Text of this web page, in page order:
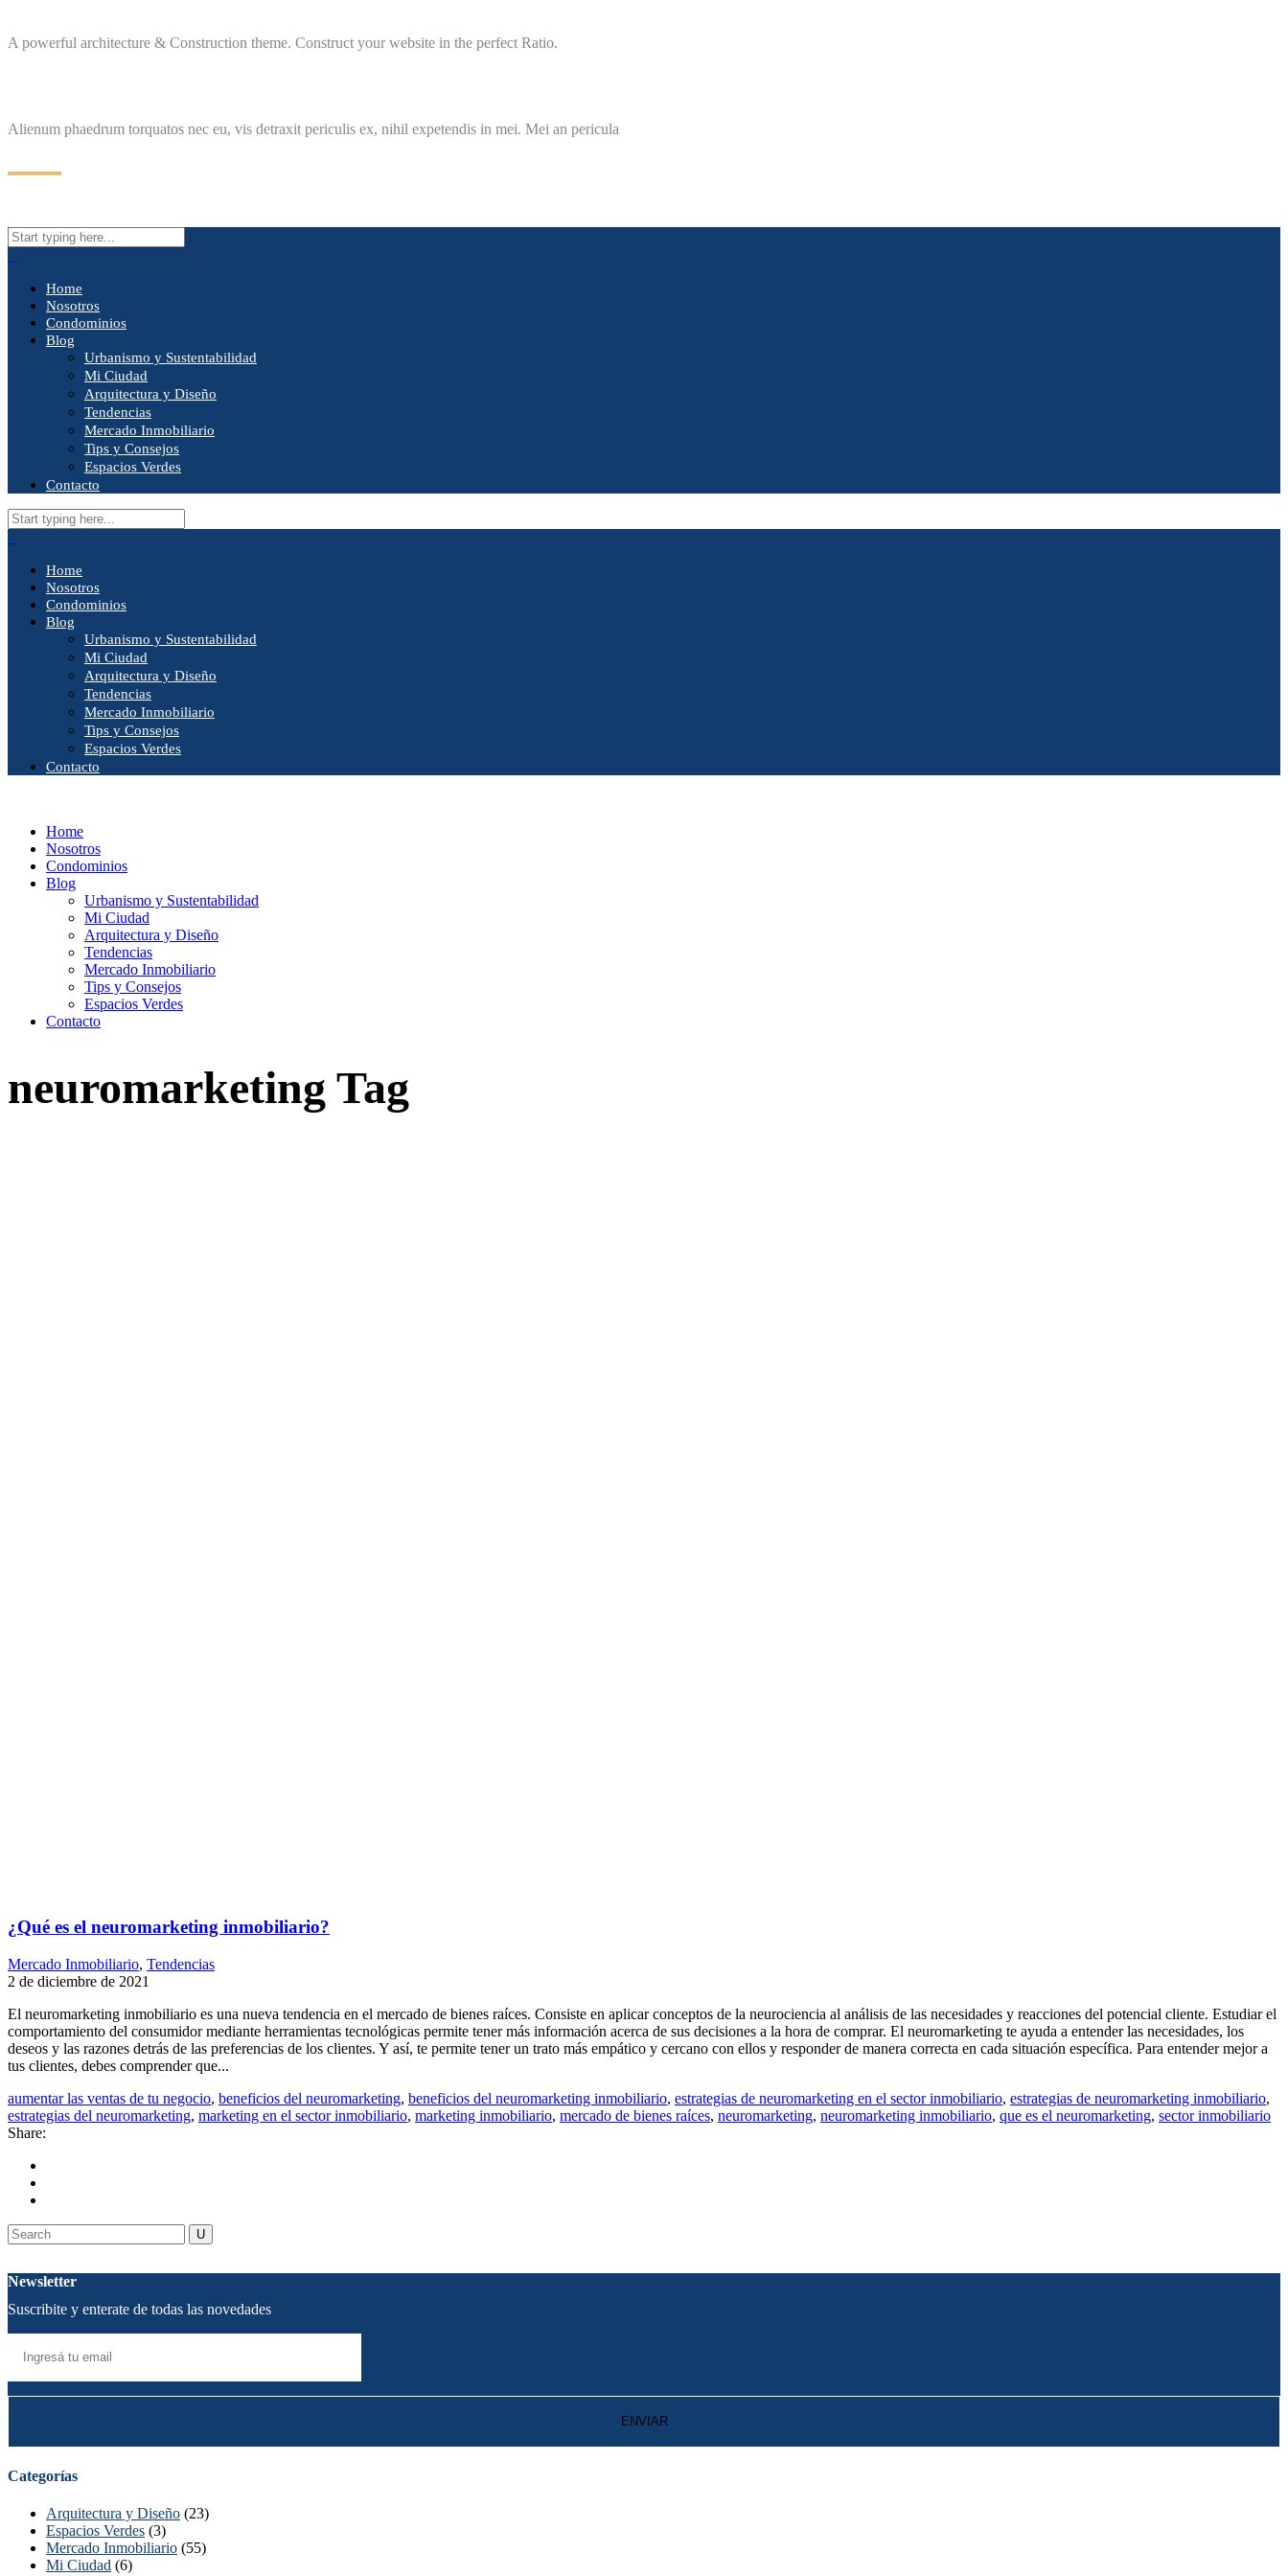
A powerful architecture & Construction theme. Construct your website in the perfect Ratio.
Alienum phaedrum torquatos nec eu, vis detraxit periculis ex, nihil expetendis in mei. Mei an pericula
Home
Nosotros
Condominios
Blog
Urbanismo y Sustentabilidad
Mi Ciudad
Arquitectura y Diseño
Tendencias
Mercado Inmobiliario
Tips y Consejos
Espacios Verdes
Contacto
Home
Nosotros
Condominios
Blog
Urbanismo y Sustentabilidad
Mi Ciudad
Arquitectura y Diseño
Tendencias
Mercado Inmobiliario
Tips y Consejos
Espacios Verdes
Contacto
Home
Nosotros
Condominios
Blog
Urbanismo y Sustentabilidad
Mi Ciudad
Arquitectura y Diseño
Tendencias
Mercado Inmobiliario
Tips y Consejos
Espacios Verdes
Contacto
neuromarketing Tag
¿Qué es el neuromarketing inmobiliario?
Mercado Inmobiliario, Tendencias
2 de diciembre de 2021
El neuromarketing inmobiliario es una nueva tendencia en el mercado de bienes raíces. Consiste en aplicar conceptos de la neurociencia al análisis de las necesidades y reacciones del potencial cliente. Estudiar el
comportamiento del consumidor mediante herramientas tecnológicas permite tener más información acerca de sus decisiones a la hora de comprar. El neuromarketing te ayuda a entender las necesidades, los
deseos y las razones detrás de las preferencias de los clientes. Y así, te permite tener un trato más empático y cercano con ellos y responder de manera correcta en cada situación específica. Para entender mejor a
tus clientes, debes comprender que...
aumentar las ventas de tu negocio, beneficios del neuromarketing, beneficios del neuromarketing inmobiliario, estrategias de neuromarketing en el sector inmobiliario, estrategias de neuromarketing inmobiliario,
estrategias del neuromarketing, marketing en el sector inmobiliario, marketing inmobiliario, mercado de bienes raíces, neuromarketing, neuromarketing inmobiliario, que es el neuromarketing, sector inmobiliario
Share:
Newsletter
Suscribite y enterate de todas las novedades
Categorías
Arquitectura y Diseño (23)
Espacios Verdes (3)
Mercado Inmobiliario (55)
Mi Ciudad (6)